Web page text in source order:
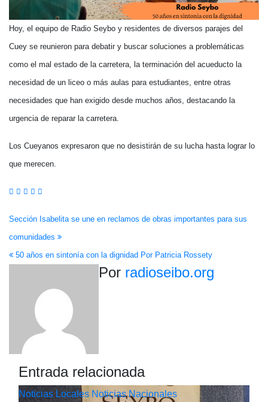
Hoy, el equipo de Radio Seybo y residentes de diversos parajes del
Cuey se reunieron para debatir y buscar soluciones a problemáticas
como el mal estado de la carretera, la terminación del acueducto la
necesidad de un liceo o más aulas para estudiantes, entre otras
necesidades que han exigido desde muchos años, destacando la
urgencia de reparar la carretera.
Los Cueyanos expresaron que no desistirán de su lucha hasta lograr lo
que merecen.
Navegación
de
entradas
Sección Isabelita se une en reclamos de obras importantes para sus
comunidades
50 años en sintonía con la dignidad Por Patricia Rossety
Por radioseibo.org
Entrada relacionada
Noticias Locales Noticias Nacionales